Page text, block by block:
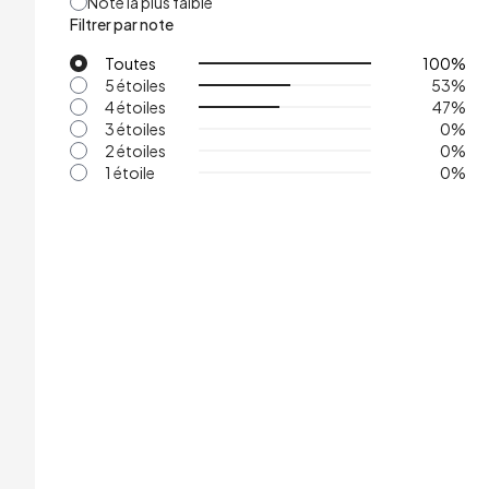
Filtrer par note
Toutes
100%
5 étoiles
53%
4 étoiles
47%
3 étoiles
0%
2 étoiles
0%
1 étoile
0%